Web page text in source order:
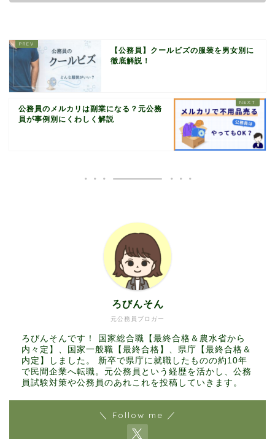
【公務員】クールビズの服装を男女別に
徹底解説！
公務員のメルカリは副業になる？元公務
員が事例別にくわしく解説
元公務員ブロガー
ろびんそん
ろびんそんです！ 国家総合職【最終合格＆農水省から
内々定】、国家一般職【最終合格】、県庁【最終合格＆
内定】しました。 新卒で県庁に就職したものの約10年
で民間企業へ転職。元公務員という経歴を活かし、公務
員試験対策や公務員のあれこれを投稿していきます。
＼ Follow me ／